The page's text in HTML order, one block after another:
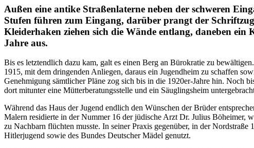
Außen eine antike Straßenlaterne neben der schweren
Stufen führen zum Eingang, darüber prangt der
Kleiderhaken ziehen sich die Wände entlang, daneben
Jahre aus.
Bis es letztendlich dazu kam, galt es einen Berg an Bürokratie zu
1915, mit dem dringenden Anliegen, daraus ein Jugendheim zu schaffen
Genehmigung sämtlicher Pläne zog sich bis in die 1920er-Jahre hin. Noch
dort mitunter eine Mütterberatungsstelle und ein Säuglingsheim
Während das Haus der Jugend endlich den Wünschen der Brüder
Malern residierte in der Nummer 16 der jüdische Arzt Dr. Julius Böheimer,
zu Nachbarn flüchten musste. In seiner Praxis gegenüber, in der
Hitlerjugend sowie des Bundes Deutscher Mädel genutzt.